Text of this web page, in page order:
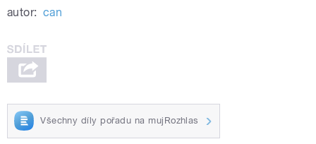
autor: can
Všechny díly pořadu na mujRozhlas